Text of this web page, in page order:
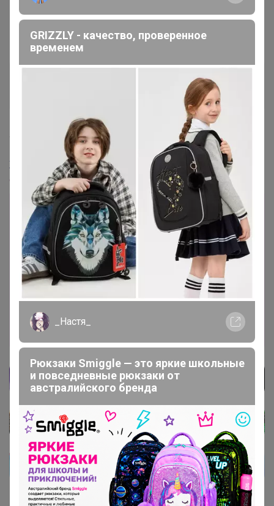
4 апреля, 2025 09:19
Жемчужина 94, Доброе
ok.ru/purchase/701607/lot/1593634949
Лот
1
2 799,96р
Тренди. Модные и желанные распродажи
GRIZZLY - качество, проверенное
временем
_Настя_
Рюкзаки Smiggle — это яркие школьные
и повседневные рюкзаки от
австралийского бренда